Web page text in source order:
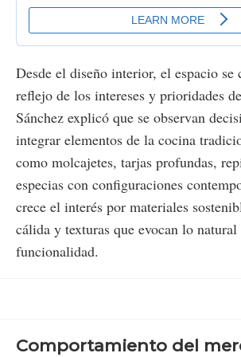
Desde el diseño interior, el espacio se
reflejo de los intereses y prioridades
Sánchez explicó que se observan
integrar elementos de la cocina
como molcajetes, tarjas profundas,
especias con configuraciones
crece el interés por materiales
cálida y texturas que evocan lo
funcionalidad.
Comportamiento del